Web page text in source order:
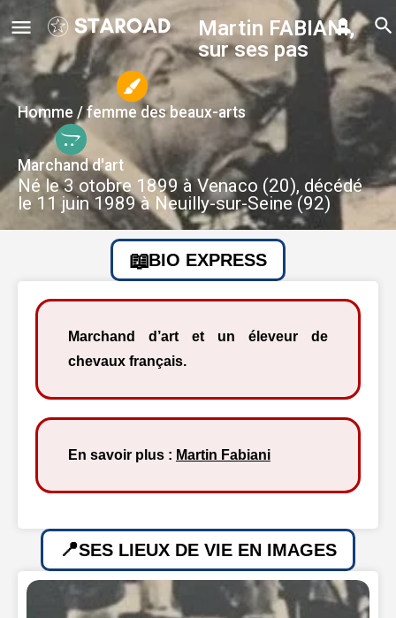
Martin FABIANI,
sur ses pas
Homme / femme des beaux-arts
Marchand d'art
Né le 3 otobre 1899 à Venaco (20), décédé
le 11 juin 1989 à Neuilly-sur-Seine (92)
BIO EXPRESS
Marchand d’art et un éleveur de
chevaux français.
En savoir plus : Martin Fabiani
SES LIEUX DE VIE EN IMAGES